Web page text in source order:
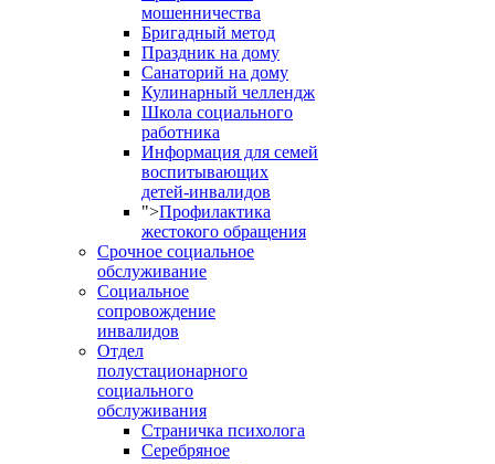
мошенничества
Бригадный метод
Праздник на дому
Санаторий на дому
Кулинарный челлендж
Школа социального
работника
Информация для семей
воспитывающих
детей-инвалидов
">Профилактика
жестокого обращения
Срочное социальное
обслуживание
Социальное
сопровождение
инвалидов
Отдел
полустационарного
социального
обслуживания
Страничка психолога
Серебряное